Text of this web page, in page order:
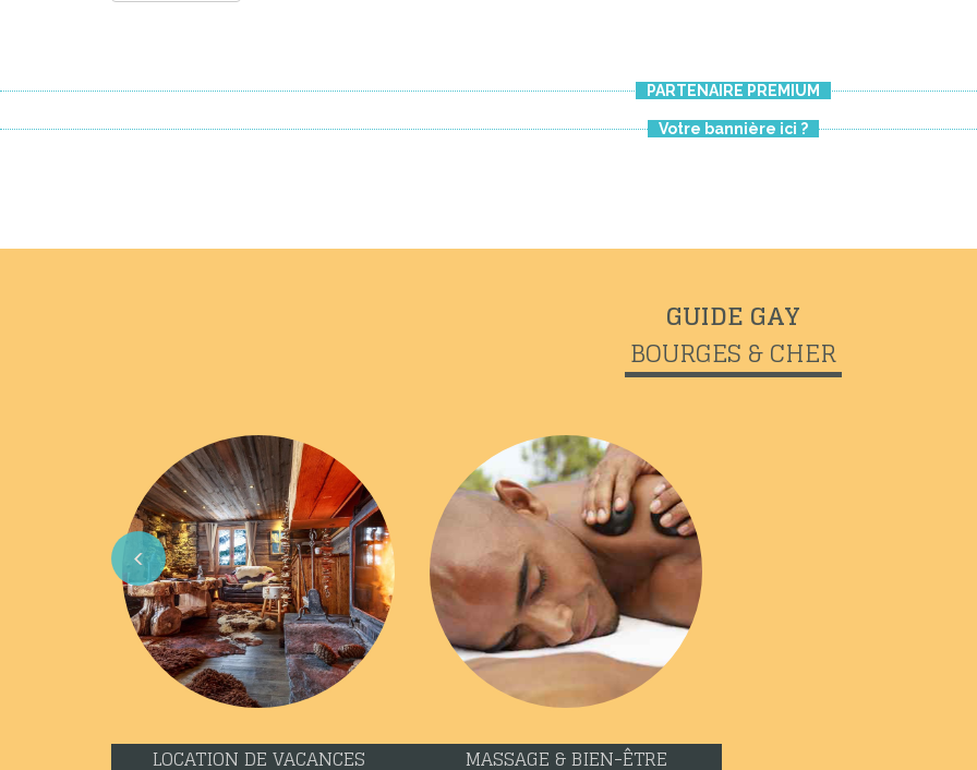
PARTENAIRE PREMIUM
Votre bannière ici ?
GUIDE GAY
BOURGES & CHER
Previous
LOCATION DE VACANCES MASSAGE & BIEN-ÊTRE